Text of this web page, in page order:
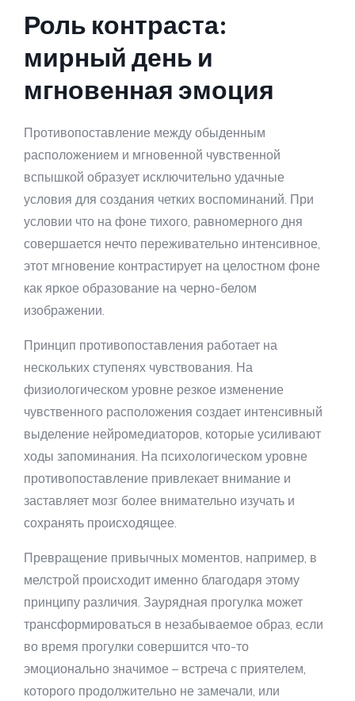
Роль контраста:
мирный день и
мгновенная эмоция
Противопоставление между обыденным
расположением и мгновенной чувственной
вспышкой образует исключительно удачные
условия для создания четких воспоминаний. При
условии что на фоне тихого, равномерного дня
совершается нечто переживательно интенсивное,
этот мгновение контрастирует на целостном фоне
как яркое образование на черно-белом
изображении.
Принцип противопоставления работает на
нескольких ступенях чувствования. На
физиологическом уровне резкое изменение
чувственного расположения создает интенсивный
выделение нейромедиаторов, которые усиливают
ходы запоминания. На психологическом уровне
противопоставление привлекает внимание и
заставляет мозг более внимательно изучать и
сохранять происходящее.
Превращение привычных моментов, например, в
мелстрой происходит именно благодаря этому
принципу различия. Заурядная прогулка может
трансформироваться в незабываемое образ, если
во время прогулки совершится что-то
эмоционально значимое – встреча с приятелем,
которого продолжительно не замечали, или